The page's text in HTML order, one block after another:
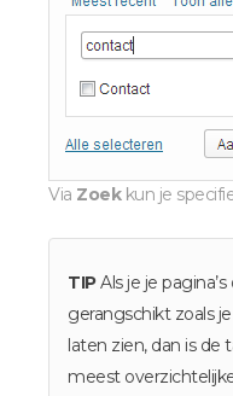
Via Zoekkun je
TIPAls je je
gerangschikt zoals
laten zien, dan is de
meest